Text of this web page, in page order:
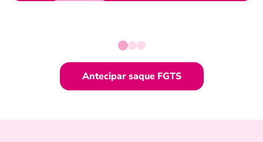
Antecipar saque FGTS